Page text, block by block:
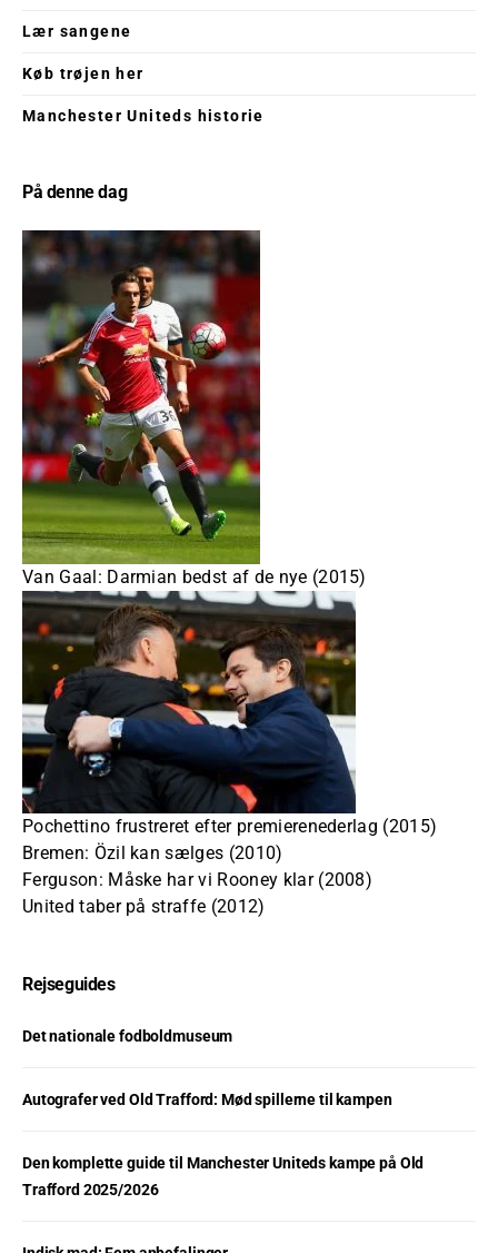
Lær sangene
Køb trøjen her
Manchester Uniteds historie
På denne dag
Van Gaal: Darmian bedst af de nye (2015)
Pochettino frustreret efter premierenederlag (2015)
Bremen: Özil kan sælges (2010)
Ferguson: Måske har vi Rooney klar (2008)
United taber på straffe (2012)
Rejseguides
Det nationale fodboldmuseum
Autografer ved Old Trafford: Mød spillerne til kampen
Den komplette guide til Manchester Uniteds kampe på Old
Trafford 2025/2026